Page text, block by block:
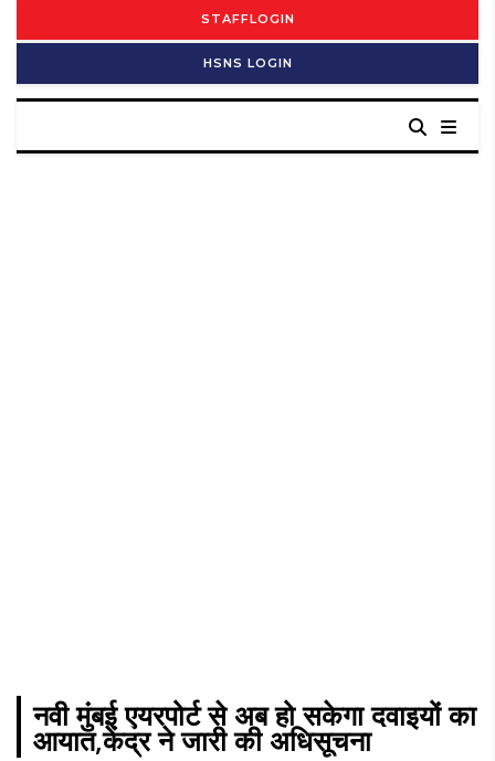
STAFFLOGIN
HSNS LOGIN
नवी मुंबई एयरपोर्ट से अब हो सकेगा दवाइयों का
आयात,केंद्र ने जारी की अधिसूचना